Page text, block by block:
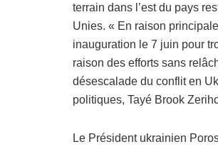
terrain dans l’est du pays
Unies. « En raison
inauguration le 7 juin pour
raison des efforts sans
désescalade du conflit en
politiques, Tayé Brook
Le Président ukrainien